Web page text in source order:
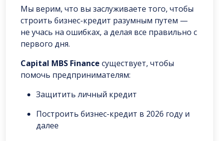
Мы верим, что вы заслуживаете того, чтобы
строить бизнес-кредит разумным путем —
не учась на ошибках, а делая все правильно с
первого дня.
Capital MBS Finance существует, чтобы
помочь предпринимателям:
Защитить личный кредит
Построить бизнес-кредит в 2026 году и
далее